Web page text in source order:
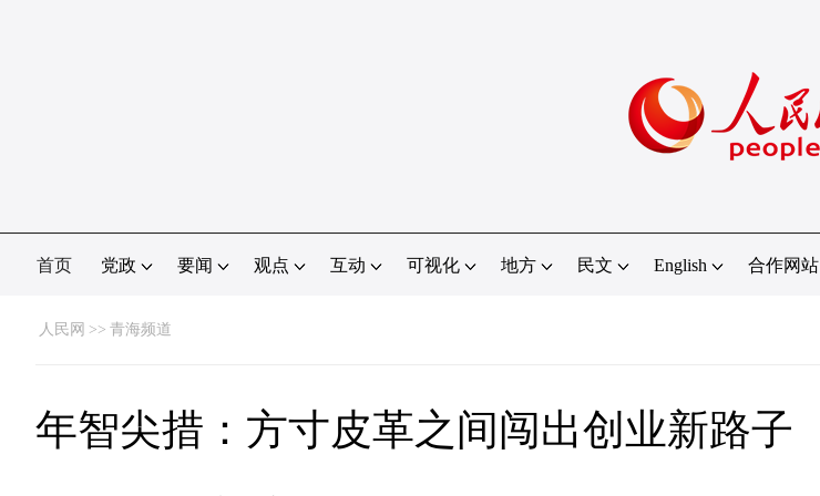
首页 党政 要闻 观点 互动 可视化 地方 民文 English 合作网站
人民网 >> 青海频道
年智尖措：方寸皮革之间闯出创业新路子